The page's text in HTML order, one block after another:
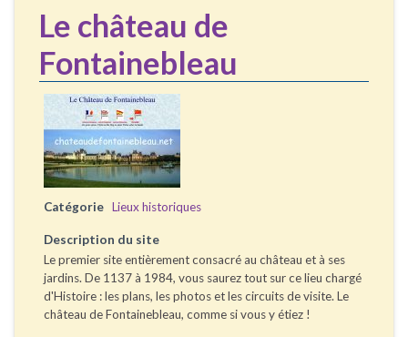
Le château de
Fontainebleau
Catégorie Lieux historiques
Description du site
Le premier site entièrement consacré au château et à ses
jardins. De 1137 à 1984, vous saurez tout sur ce lieu chargé
d'Histoire : les plans, les photos et les circuits de visite. Le
château de Fontainebleau, comme si vous y étiez !